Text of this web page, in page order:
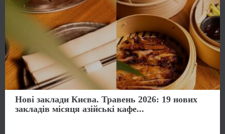
Нові заклади Києва. Травень 2026: 19 нових
закладів місяця азійські кафе...